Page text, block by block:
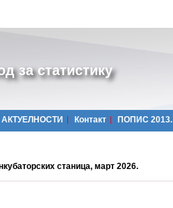
за статистику
АКТУЕЛНОСТИ Контакт ПОПИС 2013.
станица, март 2026.